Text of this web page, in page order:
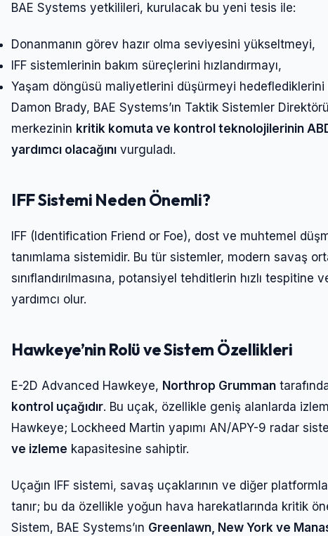
BAE Systems yetkilileri, kurulacak bu yeni tesis ile:
Donanmanın görev hazır olma seviyesini yükseltmeyi,
IFF sistemlerinin bakım süreçlerini hızlandırmayı,
Yaşam döngüsü maliyetlerini düşürmeyi hedeflediklerini
Damon Brady, BAE Systems’ın Taktik Sistemler
merkezinin kritik komuta ve kontrol teknolojilerinin
yardımcı olacağını vurguladı.
IFF Sistemi Neden Önemli?
IFF (Identification Friend or Foe), dost ve muhtemel
tanımlama sistemidir. Bu tür sistemler, modern savaş
sınıflandırılmasına, potansiyel tehditlerin hızlı
yardımcı olur.
Hawkeye’nin Rolü ve Sistem Özellikleri
E-2D Advanced Hawkeye, Northrop Grumman
kontrol uçağıdır. Bu uçak, özellikle geniş alanlarda
Hawkeye; Lockheed Martin yapımı AN/APY-9 radar
ve izleme kapasitesine sahiptir.
Uçağın IFF sistemi, savaş uçaklarının ve diğer
tanır; bu da özellikle yoğun hava harekatlarında kritik
Sistem, BAE Systems’ın Greenlawn, New York ve